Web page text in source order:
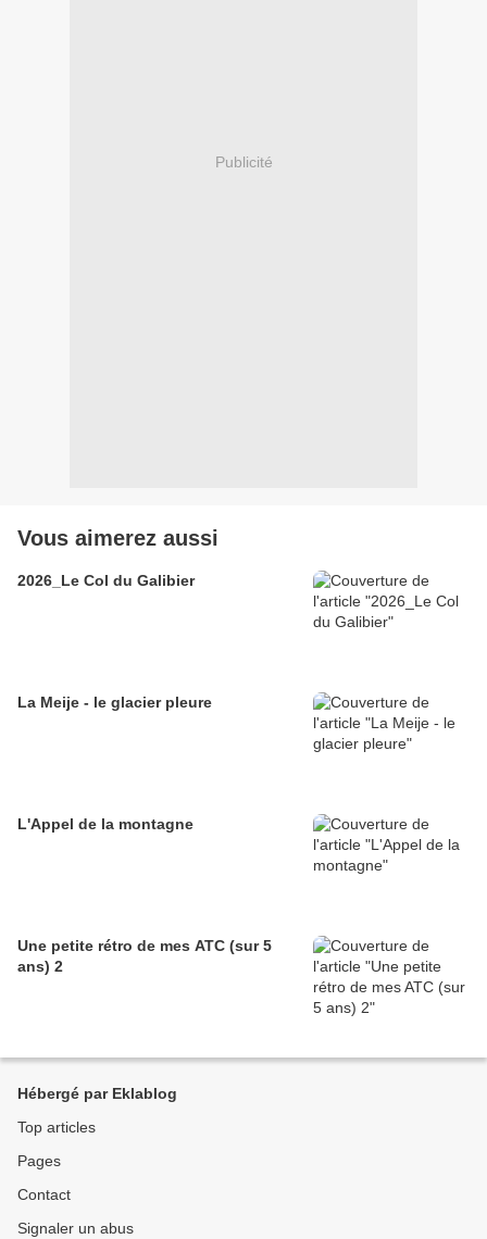
Publicité
Vous aimerez aussi
2026_Le Col du Galibier
La Meije - le glacier pleure
L'Appel de la montagne
Une petite rétro de mes ATC (sur 5
ans) 2
Hébergé par Eklablog
Top articles
Pages
Contact
Signaler un abus